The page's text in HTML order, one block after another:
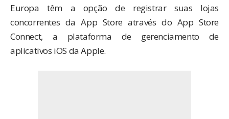
Europa têm a opção de registrar suas lojas
concorrentes da App Store através do App Store
Connect, a plataforma de gerenciamento de
aplicativos iOS da Apple.